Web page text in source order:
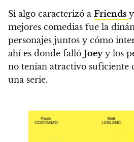
Si algo caracterizó a Friends
mejores comedias fue la
personajes juntos y cómo
ahí es donde falló Joeyy los
no tenían atractivo suficiente
una serie.